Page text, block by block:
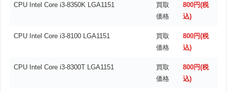
CPU Intel Core i3-8350K LGA1151
買取
価格
800円(税
込)
CPU Intel Core i3-8100 LGA1151
買取
価格
800円(税
込)
CPU Intel Core i3-8300T LGA1151
買取
価格
800円(税
込)